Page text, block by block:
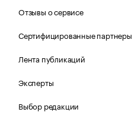
Отзывы о сервисе
Сертифицированные партнеры
Лента публикаций
Эксперты
Выбор редакции